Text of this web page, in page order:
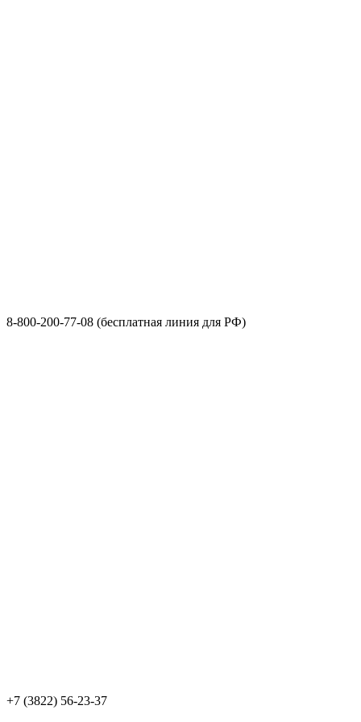
8-800-200-77-08 (бесплатная линия для РФ)
+7 (3822) 56-23-37